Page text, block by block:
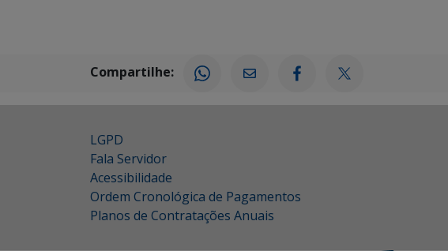
Compartilhe:
LGPD
Fala Servidor
Acessibilidade
Ordem Cronológica de Pagamentos
Planos de Contratações Anuais